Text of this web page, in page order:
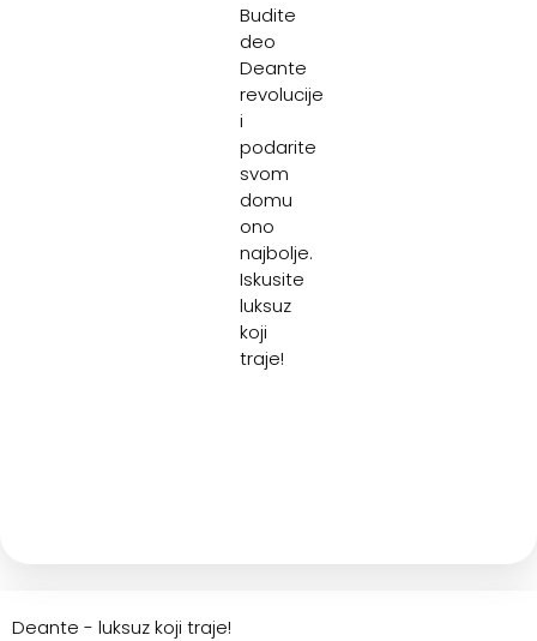
Budite
deo
Deante
revolucije
i
podarite
svom
domu
ono
najbolje.
Iskusite
luksuz
koji
traje!
Deante - luksuz koji traje!